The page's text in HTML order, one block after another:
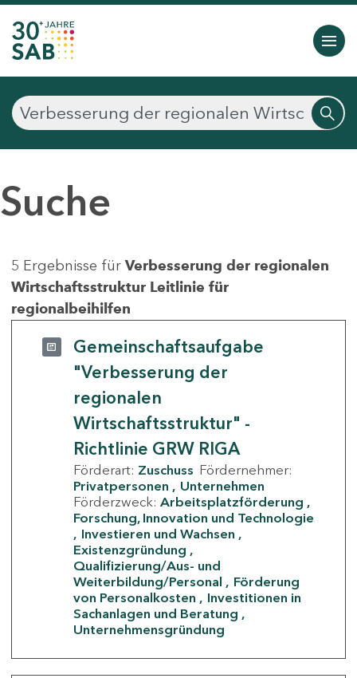
Suche
5 Ergebnisse für Verbesserung der regionalen
Wirtschaftsstruktur Leitlinie für
regionalbeihilfen
Gemeinschaftsaufgabe
"Verbesserung der
regionalen
Wirtschaftsstruktur" -
Richtlinie GRW RIGA
Förderart: Zuschuss Fördernehmer:
Privatpersonen
Unternehmen
Förderzweck: Arbeitsplatzförderung
Forschung, Innovation und Technologie
Investieren und Wachsen
Existenzgründung
Qualifizierung/Aus- und
Weiterbildung/Personal
Förderung
von Personalkosten
Investitionen in
Sachanlagen und Beratung
Unternehmensgründung